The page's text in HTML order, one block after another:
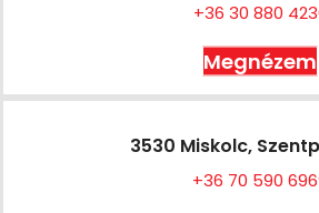
+36 30 880
Megnézem
3530 Miskolc,
+36 70 590